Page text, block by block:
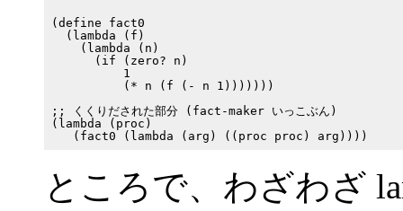
(define fact0
  (lambda (f)
    (lambda (n)
      (if (zero? n)
          1
          (* n (f (- n 1)))))))
;; くくりだされた部分 (fact-maker いっこぶん)
(lambda (proc)
ところで、わざわざ